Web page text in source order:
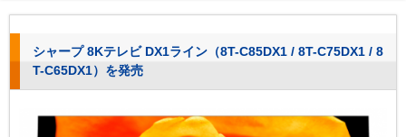
シャープ 8Kテレビ DX1ライン（8T-C85DX1 / 8T-C75DX1 / 8
T-C65DX1）を発売